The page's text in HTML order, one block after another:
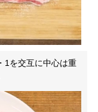
1を交互に中心は重